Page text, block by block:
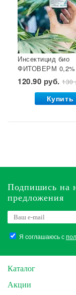
Инсектицид био
ФИТОВЕРМ 0,2%
мл ВХ 1/30
120.90 руб.130
Купить
Подпишись на
предложения
Я соглашаюсь с
Каталог
Акции